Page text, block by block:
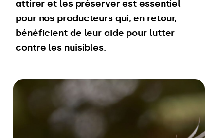
attirer et les préserver est essentiel
pour nos producteurs qui, en retour,
bénéficient de leur aide pour lutter
contre les nuisibles.